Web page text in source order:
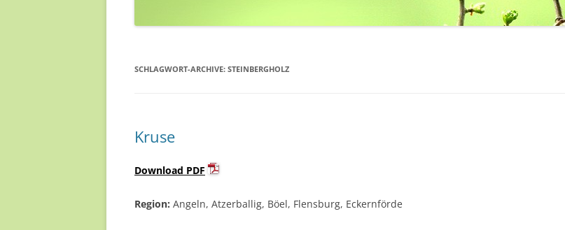
SCHLAGWORT-ARCHIVE: STEINBERGHOLZ
Kruse
Download PDF
Region: Angeln, Atzerballig, Böel, Flensburg, Eckernförde